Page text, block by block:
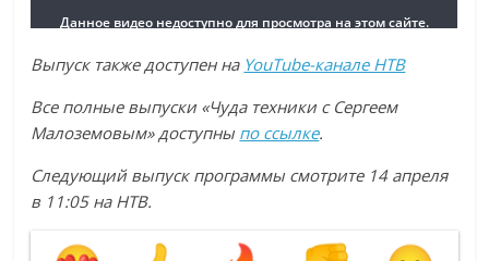
Выпуск также доступен на YouTube-канале НТВ
Все полные выпуски «Чуда техники с Сергеем
Малоземовым» доступны по ссылке.
Следующий выпуск программы смотрите 14 апреля
в 11:05 на НТВ.